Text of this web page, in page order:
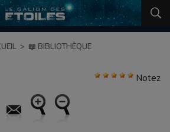
> 📖 BIBLIOTHÈQUE
Notez